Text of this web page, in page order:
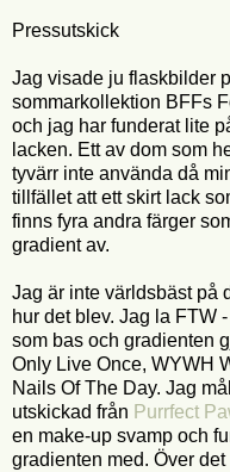
Pressutskick
Jag visade ju flaskbilder
sommarkollektion BFFs
och jag har funderat lite
lacken. Ett av dom som
tyvärr inte använda då
tillfället att ett skirt lack
finns fyra andra färger
gradient av.
Jag är inte världsbäst på
hur det blev. Jag la FTW
som bas och gradienten
Only Live Once, WYWH
Nails Of The Day. Jag
utskickad från Purrfect
en make-up svamp och
gradienten med. Över